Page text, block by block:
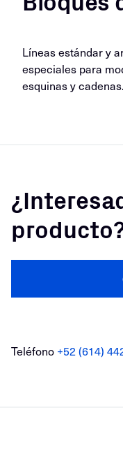
Líneas estándar y
especiales para
esquinas y cadenas.
Teléfono +52 (614)